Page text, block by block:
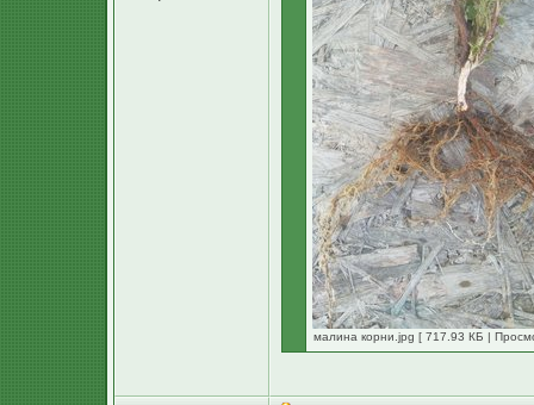
малина корни.jpg [ 717.93 КБ |